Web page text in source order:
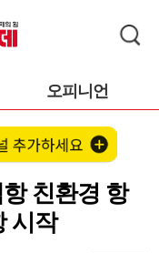
오피니언
친환경 항
시작